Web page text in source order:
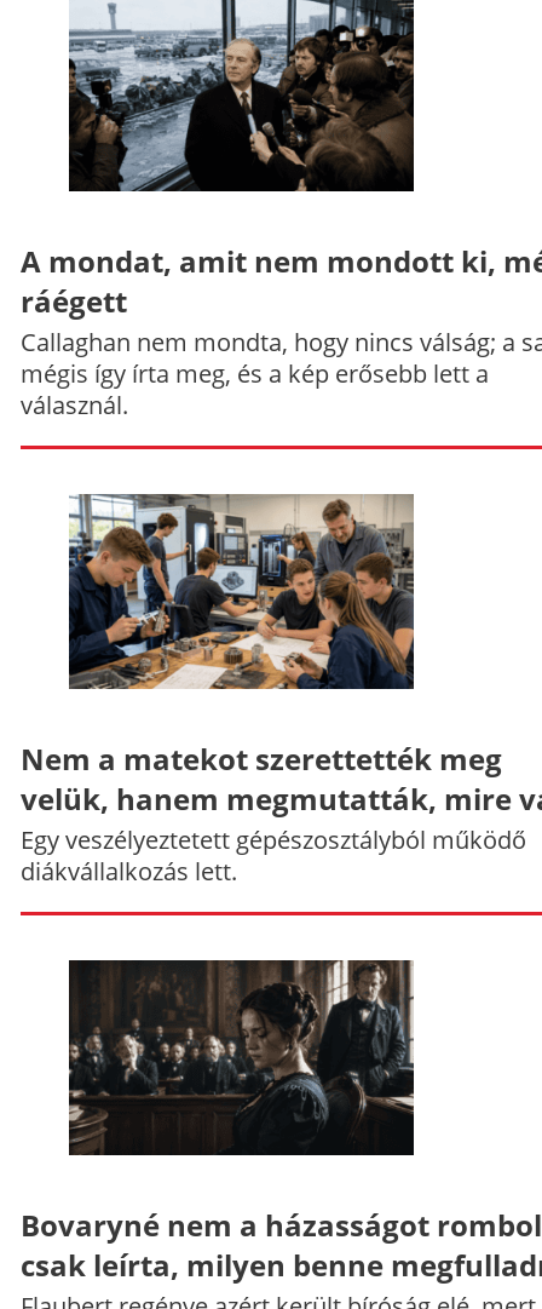
A mondat, amit nem mondott ki,
ráégett
Callaghan nem mondta, hogy nincs válság; a
mégis így írta meg, és a kép erősebb lett a
válasznál.
Nem a matekot szerettették meg
velük, hanem megmutatták, mire
Egy veszélyeztetett gépészosztályból működő
diákvállalkozás lett.
Bovaryné nem a házasságot
csak leírta, milyen benne